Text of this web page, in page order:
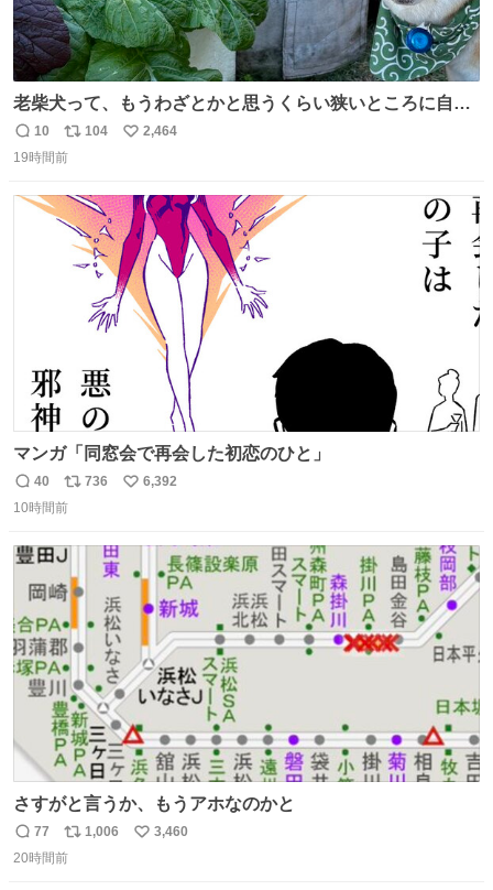
老柴犬って、もうわざとかと思うくらい狭いところに自ら
はまりにいくじゃないですか？ 今朝ガーデニングしてる飼
い主の間にはまってきて、最高に可愛かった♥️
返
信
10
リ
ポ
ト
数
104
い
数
2,464
19時間前
マンガ「同窓会で再会した初恋のひと」
返
信
40
リ
ポ
ト
数
736
い
6,392
10時間前
さすがと言うか、もうアホなのかと
返
信
77
リ
ポ
1,006
い
3,460
20時間前